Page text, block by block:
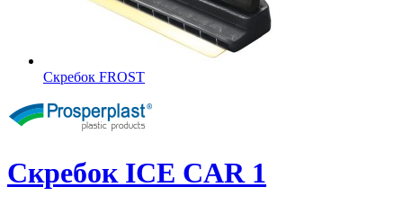
Скребок FROST
Скребок ICE CAR 1